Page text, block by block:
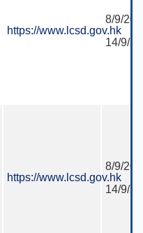
https://www.lcsd.gov.hk
8/9/
14/9/
https://www.lcsd.gov.hk
8/9/
14/9/